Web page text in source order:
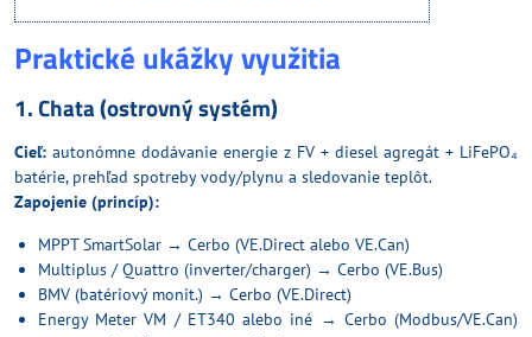
Praktické ukážky využitia
1. Chata (ostrovný systém)
Cieľ: autonómne dodávanie energie z FV + diesel agregát + LiFePO₄
batérie, prehľad spotreby vody/plynu a sledovanie teplôt.
Zapojenie (princíp):
MPPT SmartSolar → Cerbo (VE.Direct alebo VE.Can)
Multiplus /Quattro (inverter/charger) → Cerbo (VE.Bus)
BMV (batériový monit.) → Cerbo (VE.Direct)
Energy MeterVM / ET340 alebo iné → Cerbo (Modbus/VE.Can)